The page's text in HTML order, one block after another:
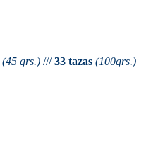
(45 grs.) ///33 tazas (100grs.)